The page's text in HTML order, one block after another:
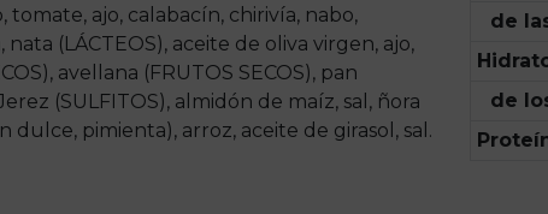
tomate, ajo, calabacín, chirivía, nabo,
(LÁCTEOS), aceite de oliva virgen, ajo,
avellana (FRUTOS SECOS), pan
(SULFITOS), almidón de maíz, sal, ñora
dulce, pimienta), arroz, aceite de girasol, sal.
de
de